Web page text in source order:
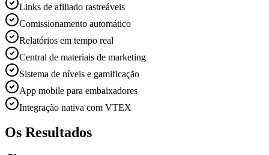
Links de afiliado rastreáveis
Comissionamento automático
Relatórios em tempo real
Central de materiais de marketing
Sistema de níveis e gamificação
App mobile para embaixadores
Integração nativa com VTEX
Os Resultados